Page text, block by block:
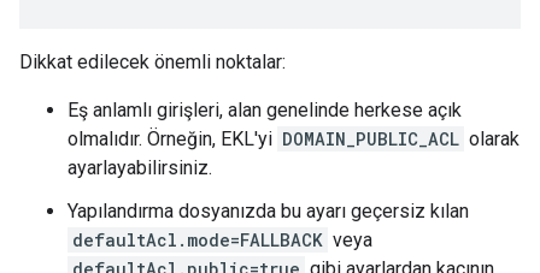
Dikkat edilecek önemli noktalar:
Eş anlamlı girişleri, alan genelinde herkese açık
olmalıdır. Örneğin, EKL'yi DOMAIN_PUBLIC_ACL olarak
ayarlayabilirsiniz.
Yapılandırma dosyanızda bu ayarı geçersiz kılan
defaultAcl.mode=FALLBACK veya